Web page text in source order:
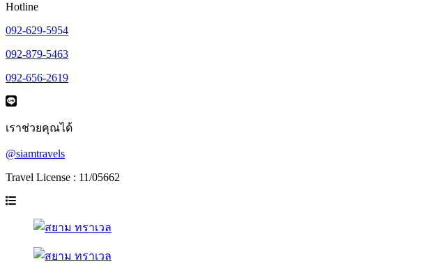
Hotline
092-629-5954
092-879-5463
092-656-2619
เราช่วยคุณได้
@siamtravels
Travel License : 11/05662